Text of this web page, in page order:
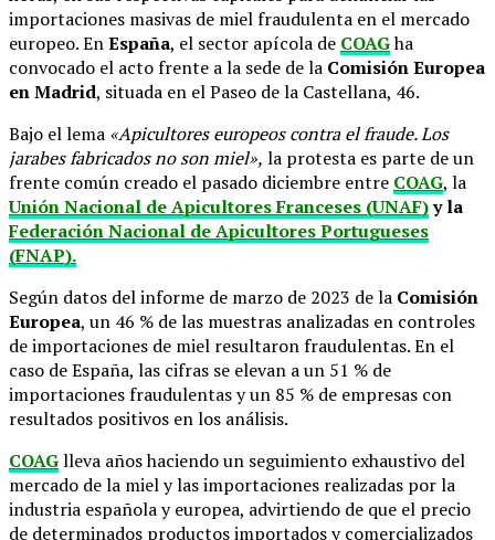
importaciones masivas de miel fraudulenta en el mercado
europeo. EnEspaña, el sector apícola de COAGha
convocado el acto frente a la sede de la Comisión Europea
en Madrid, situada en el Paseo de la Castellana, 46.
Bajo el lema «Apicultores europeos contra el fraude. Los
jarabes fabricados no son miel», la protesta es parte de un
frente común creado el pasado diciembre entre COAG, la
Unión Nacional de Apicultores Franceses (UNAF)y la
Federación Nacional de Apicultores Portugueses
(FNAP).
Según datos del informe de marzo de 2023 de la Comisión
Europea, un 46 % de las muestras analizadas en controles
de importaciones de miel resultaron fraudulentas. En el
caso de España, las cifras se elevan a un 51 % de
importaciones fraudulentas y un 85 % de empresas con
resultados positivos en los análisis.
COAGlleva años haciendo un seguimiento exhaustivo del
mercado de la miel y las importaciones realizadas por la
industria española y europea, advirtiendo de que el precio
de determinados productos importados y comercializados